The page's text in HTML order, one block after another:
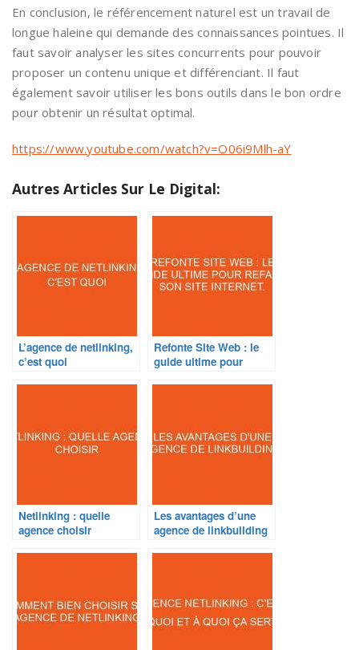
En conclusion, le référencement naturel est un travail de
longue haleine qui demande des connaissances pointues. Il
faut savoir analyser les sites concurrents pour pouvoir
proposer un contenu unique et différenciant. Il faut
également savoir utiliser les bons outils dans le bon ordre
pour obtenir un résultat optimal.
https://www.youtube.com/watch?v=O06i9Mlh-aY
Autres Articles Sur Le Digital:
L’agence de netlinking,
c’est quoi
Refonte Site Web : le
guide ultime pour
Netlinking : quelle
agence choisir
Les avantages d’une
agence de linkbuilding